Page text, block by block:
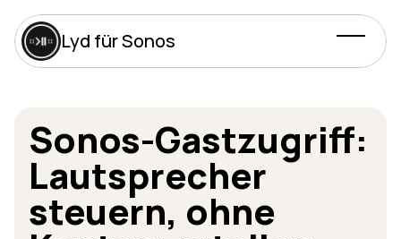
Lyd für Sonos
Sonos-Gastzugriff:
Lautsprecher
steuern, ohne